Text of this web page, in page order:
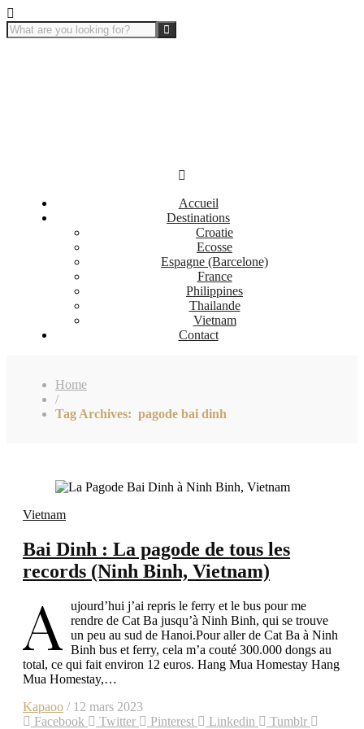
Accueil
Destinations
Croatie
Ecosse
Espagne (Barcelone)
France
Philippines
Thailande
Vietnam
Contact
Home
/
Tag Archives: pagode bai dinh
Vietnam
Bai Dinh : La pagode de tous les
records (Ninh Binh, Vietnam)
A
ujourd’hui j’ai repris le ferry et le bus pour me
rendre de Cat Ba jusqu’à Ninh Binh, qui se trouve
un peu au sud de Hanoi.Pour aller de Cat Ba à Ninh
Binh bus et ferry, cela m’a couté 300.000 dongs au
total, ce qui fait environ 12 euros. Hang Mua Homestay Hang
Mua Homestay,…
Kapaoo / 12 mars 2023
Facebook
Twitter Pinterest Linkedin
Tumblr